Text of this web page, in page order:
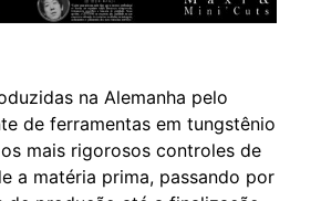
na Alemanha pelo
de ferramentas em tungstênio
mais rigorosos controles de
a matéria prima, passando por